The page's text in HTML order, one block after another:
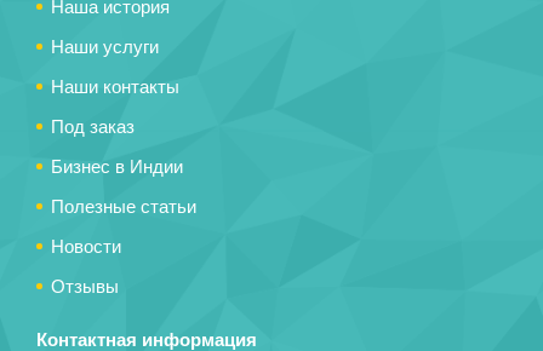
Наша история
Наши услуги
Наши контакты
Под заказ
Бизнес в Индии
Полезные статьи
Новости
Отзывы
Контактная информация